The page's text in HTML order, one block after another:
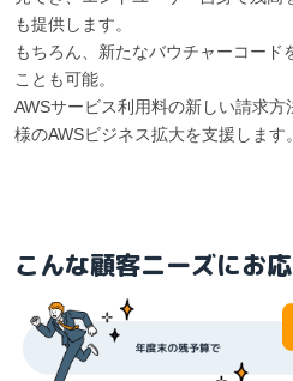
も提供します。
もちろん、新たなバウチャーコード
ことも可能。
AWSサービス利用料の新しい請求
様のAWSビジネス拡大を支援します。
こんな顧客ニーズにお